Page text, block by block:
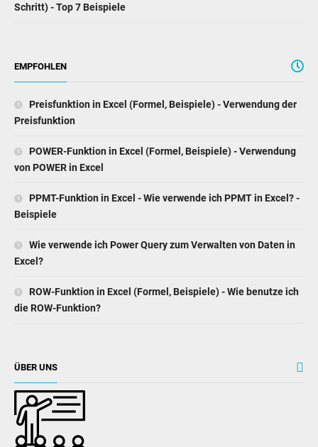
Schritt) - Top 7 Beispiele
EMPFOHLEN
Preisfunktion in Excel (Formel, Beispiele) - Verwendung der
Preisfunktion
POWER-Funktion in Excel (Formel, Beispiele) - Verwendung
von POWER in Excel
PPMT-Funktion in Excel - Wie verwende ich PPMT in Excel? -
Beispiele
Wie verwende ich Power Query zum Verwalten von Daten in
Excel?
ROW-Funktion in Excel (Formel, Beispiele) - Wie benutze ich
die ROW-Funktion?
ÜBER UNS